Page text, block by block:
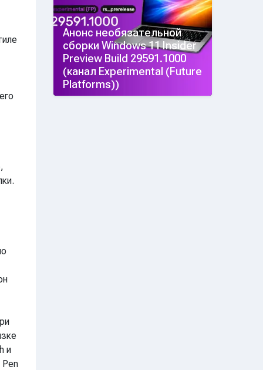
и
Анонс необязательной
сборки Windows 11 Insider
Preview Build 29591.1000
(канал Experimental (Future
Platforms))